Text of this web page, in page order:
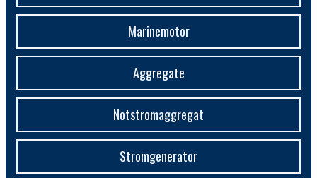
Marinemotor
Aggregate
Notstromaggregat
Stromgenerator